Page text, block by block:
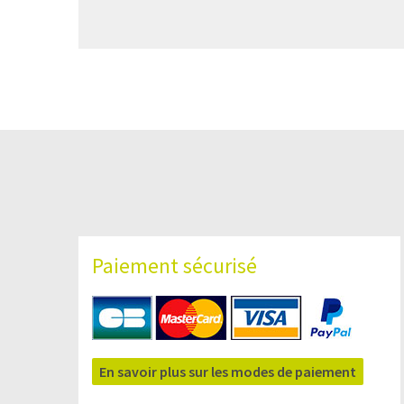
Paiement sécurisé
En savoir plus sur les modes de paiement